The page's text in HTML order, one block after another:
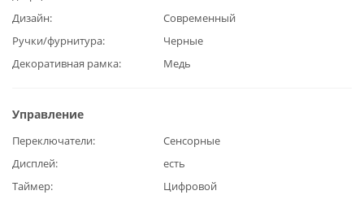
Дизайн
Современный
Ручки/фурнитура
Черные
Декоративная рамка
Медь
Управление
Переключатели
Сенсорные
Дисплей
есть
Таймер
Цифровой